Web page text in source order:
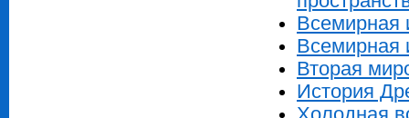
Всемирная
Всемирная
Вторая
История